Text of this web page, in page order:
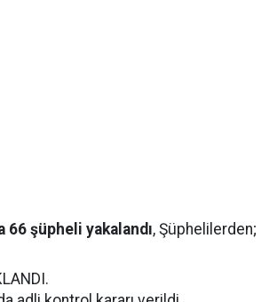
66 şüpheli yakalandı, Şüphelilerden;